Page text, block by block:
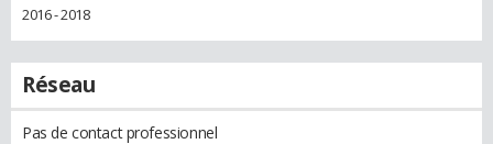
2016 - 2018
Réseau
Pas de contact professionnel